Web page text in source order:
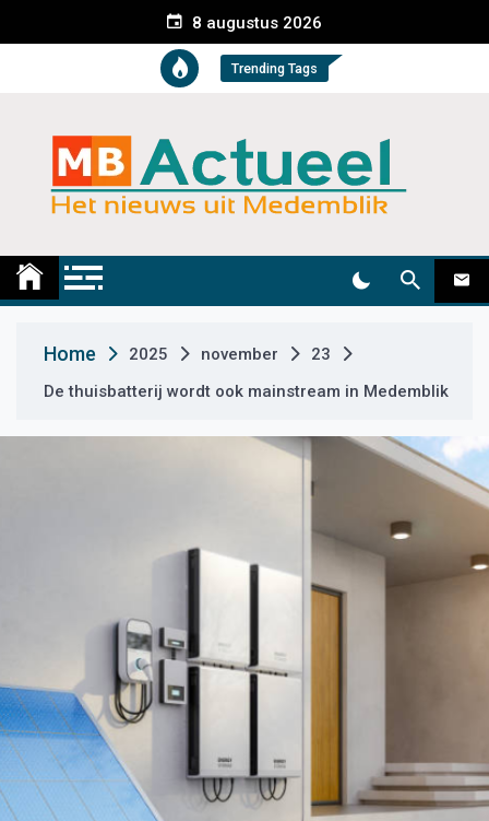
e
t
8 augustus 2026
Trending Tags
Medemblik Actueel
Home 2025 november
23
De thuisbatterij wordt ook mainstream in Medemblik